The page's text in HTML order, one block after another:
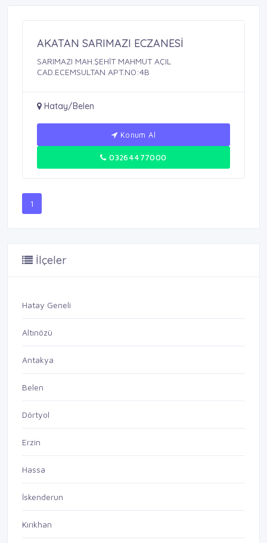
AKATAN SARIMAZI ECZANESİ
SARIMAZI MAH.ŞEHİT MAHMUT AÇIL
CAD.ECEMSULTAN APT.NO:4B
Hatay/Belen
Konum Al
03264477000
1
İlçeler
Hatay Geneli
Altınözü
Antakya
Belen
Dörtyol
Erzin
Hassa
İskenderun
Kırıkhan